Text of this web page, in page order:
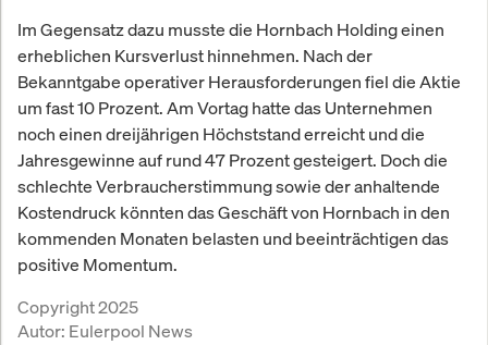
Im Gegensatz dazu musste die Hornbach Holding einen
erheblichen Kursverlust hinnehmen. Nach der
Bekanntgabe operativer Herausforderungen fiel die Aktie
um fast 10 Prozent. Am Vortag hatte das Unternehmen
noch einen dreijährigen Höchststand erreicht und die
Jahresgewinne auf rund 47 Prozent gesteigert. Doch die
schlechte Verbraucherstimmung sowie der anhaltende
Kostendruck könnten das Geschäft von Hornbach in den
kommenden Monaten belasten und beeinträchtigen das
positive Momentum.
Copyright 2025
Autor: Eulerpool News